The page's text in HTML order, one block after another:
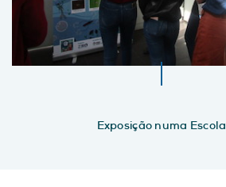
Exposição numa Escola